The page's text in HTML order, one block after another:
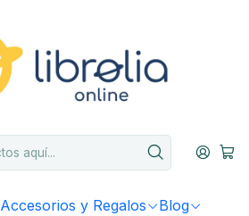
Accesorios y Regalos Blog